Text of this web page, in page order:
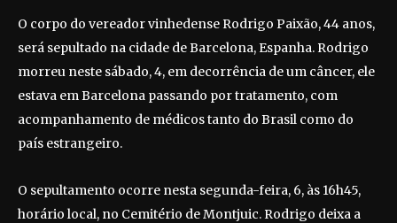
O corpo do vereador vinhedense Rodrigo Paixão, 44 anos,
será sepultado na cidade de Barcelona, Espanha. Rodrigo
morreu neste sábado, 4, em decorrência de um câncer, ele
estava em Barcelona passando por tratamento, com
acompanhamento de médicos tanto do Brasil como do
país estrangeiro.
O sepultamento ocorre nesta segunda-feira, 6, às 16h45,
horário local, no Cemitério de Montjuic. Rodrigo deixa a